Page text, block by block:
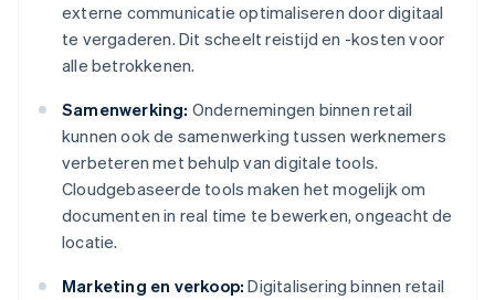
externe communicatie optimaliseren door digitaal
te vergaderen. Dit scheelt reistijd en -kosten voor
alle betrokkenen.
Samenwerking: Ondernemingen binnen retail
kunnen ook de samenwerking tussen werknemers
verbeteren met behulp van digitale tools.
Cloudgebaseerde tools maken het mogelijk om
documenten in real time te bewerken, ongeacht de
locatie.
Marketing en verkoop: Digitalisering binnen retail